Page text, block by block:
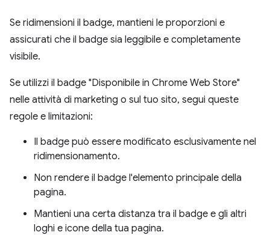
Se ridimensioni il badge, mantieni le proporzioni e
assicurati che il badge sia leggibile e completamente
visibile.
Se utilizzi il badge "Disponibile in Chrome Web Store"
nelle attività di marketing o sul tuo sito, segui queste
regole e limitazioni:
Il badge può essere modificato esclusivamente nel
ridimensionamento.
Non rendere il badge l'elemento principale della
pagina.
Mantieni una certa distanza tra il badge e gli altri
loghi e icone della tua pagina.